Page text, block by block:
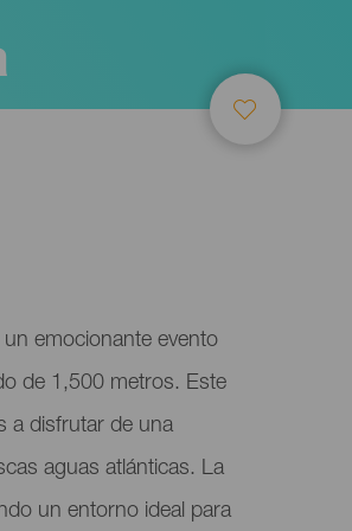
emocionante evento
de 1,500 metros. Este
a disfrutar de una
aguas atlánticas. La
un entorno ideal para